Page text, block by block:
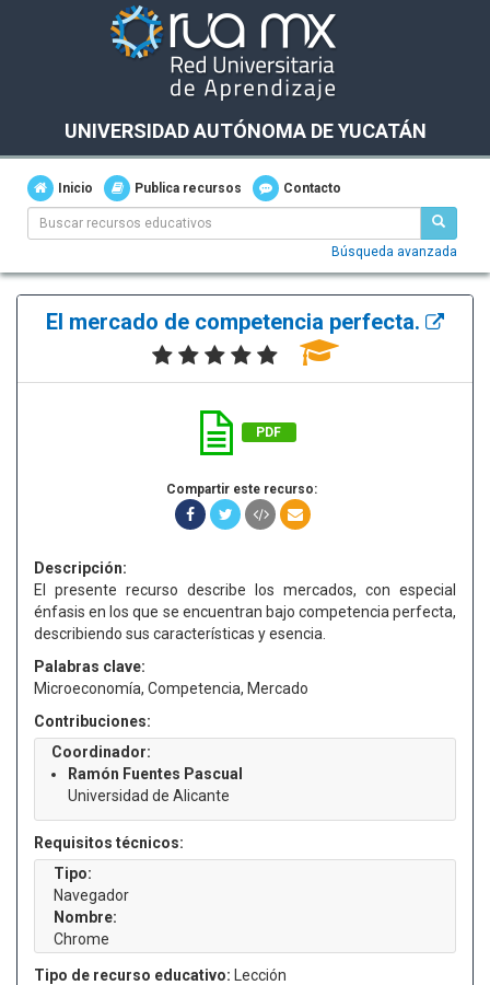
UNIVERSIDAD AUTÓNOMA DE YUCATÁN
Inicio Publica recursos Contacto
Búsqueda avanzada
El mercado de competencia perfecta.
PDF
Compartir este recurso:
Descripción:
El presente recurso describe los mercados, con especial
énfasis en los que se encuentran bajo competencia perfecta,
describiendo sus características y esencia.
Palabras clave:
Microeconomía, Competencia, Mercado
Contribuciones:
Coordinador:
Ramón Fuentes Pascual
Universidad de Alicante
Requisitos técnicos:
Tipo:
Navegador
Nombre:
Chrome
Tipo de recurso educativo: Lección